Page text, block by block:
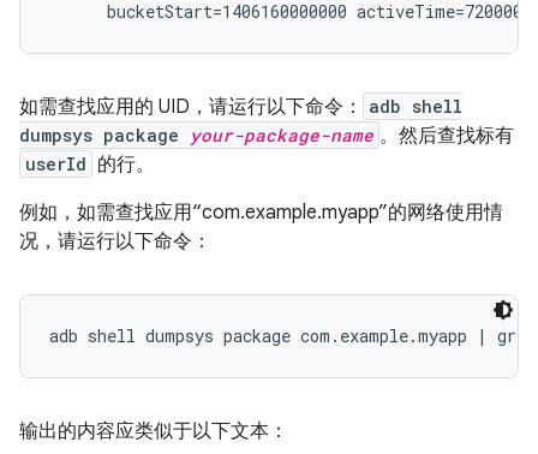
如需查找应用的 UID，请运行以下命令：
adb shell
dumpsys package
your-package-name 。然后查找标有
userId 的行。
例如，如需查找应用“com.example.myapp”的网络使用情
况，请运行以下命令：
输出的内容应类似于以下文本：